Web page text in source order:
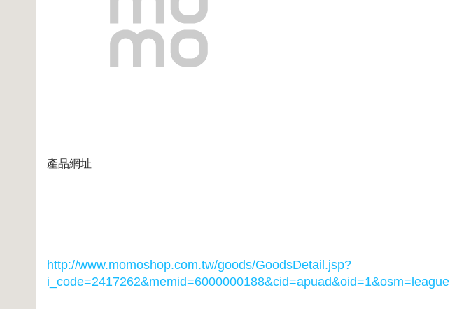
產品網址
http://www.momoshop.com.tw/goods/GoodsDetail.jsp?
i_code=2417262&memid=6000000188&cid=apuad&oid=1&osm=league